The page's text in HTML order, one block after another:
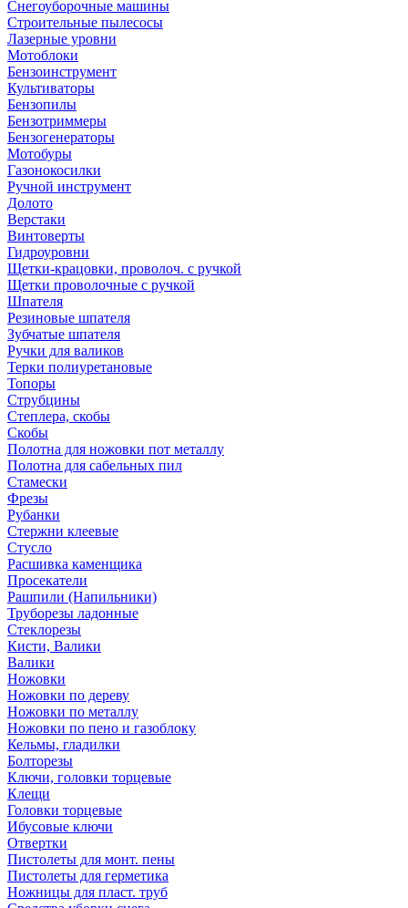
Снегоуборочные машины
Строительные пылесосы
Лазерные уровни
Мотоблоки
Бензоинструмент
Культиваторы
Бензопилы
Бензотриммеры
Бензогенераторы
Мотобуры
Газонокосилки
Ручной инструмент
Долото
Верстаки
Винтоверты
Гидроуровни
Щетки-крацовки, проволоч. с ручкой
Щетки проволочные с ручкой
Шпателя
Резиновые шпателя
Зубчатые шпателя
Ручки для валиков
Терки полиуретановые
Топоры
Струбцины
Степлера, скобы
Скобы
Полотна для ножовки пот металлу
Полотна для сабельных пил
Стамески
Фрезы
Рубанки
Стержни клеевые
Стусло
Расшивка каменщика
Просекатели
Рашпили (Напильники)
Труборезы ладонные
Стеклорезы
Кисти, Валики
Валики
Ножовки
Ножовки по дереву
Ножовки по металлу
Ножовки по пено и газоблоку
Кельмы, гладилки
Болторезы
Ключи, головки торцевые
Клещи
Головки торцевые
Ибусовые ключи
Отвертки
Пистолеты для монт. пены
Пистолеты для герметика
Ножницы для пласт. труб